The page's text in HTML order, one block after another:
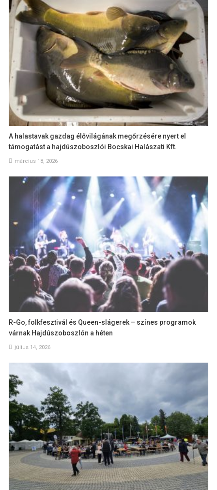
A halastavak gazdag élővilágának megőrzésére nyert el
támogatást a hajdúszoboszlói Bocskai Halászati Kft.
március 18, 2026
R-Go, folkfesztivál és Queen-slágerek – színes programok
várnak Hajdúszoboszlón a héten
július 14, 2026